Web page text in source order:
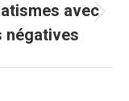
avec
négatives